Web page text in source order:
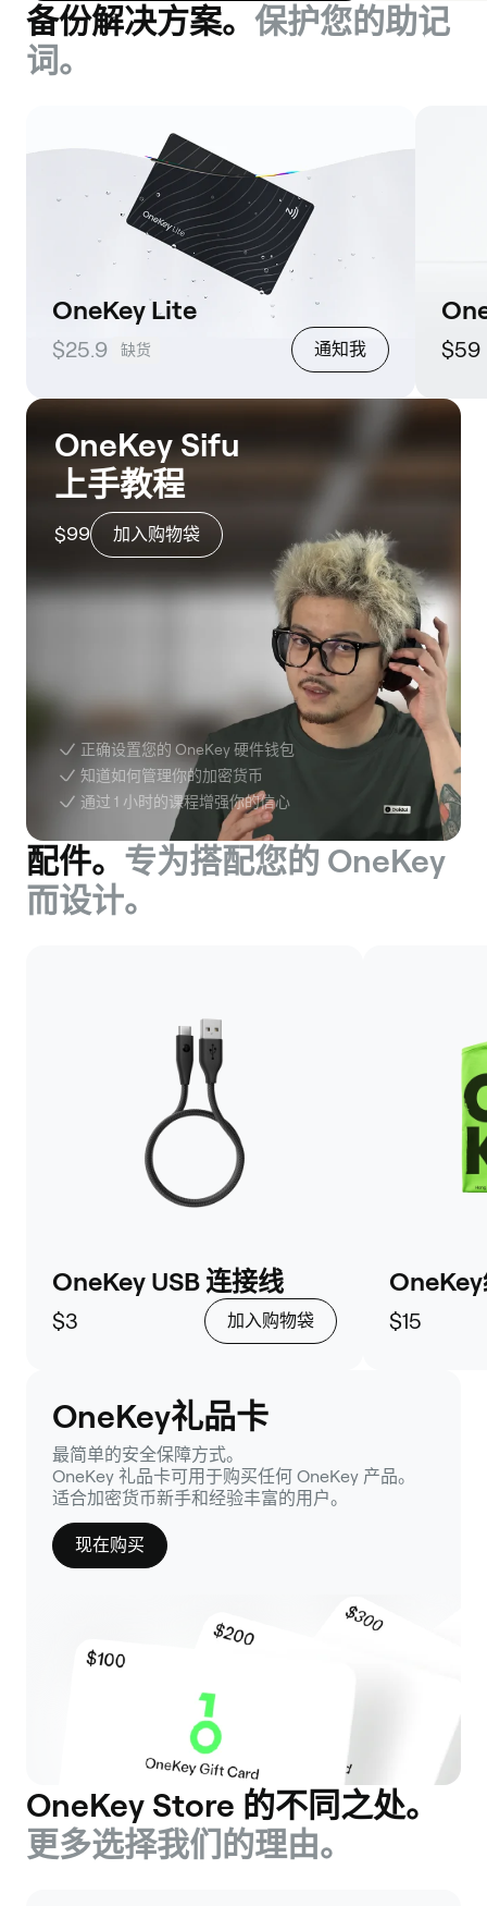
备份解决方案。 保护您的助记
词。
OneKey Lite
$25.9 缺货 通知我 $59
OneKey Sifu
上手教程
$99 加入购物袋
正确设置您的 OneKey 硬件钱包
知道如何管理你的加密货币
通过 1 小时的课程增强你的信心
配件。 专为搭配您的 OneKey
而设计。
OneKey USB 连接线
$3 加入购物袋 $15
OneKey礼品卡
最简单的安全保障方式。
OneKey 礼品卡可用于购买任何 OneKey 产品。
适合加密货币新手和经验丰富的用户。
现在购买
OneKey Store 的不同之处。
更多选择我们的理由。